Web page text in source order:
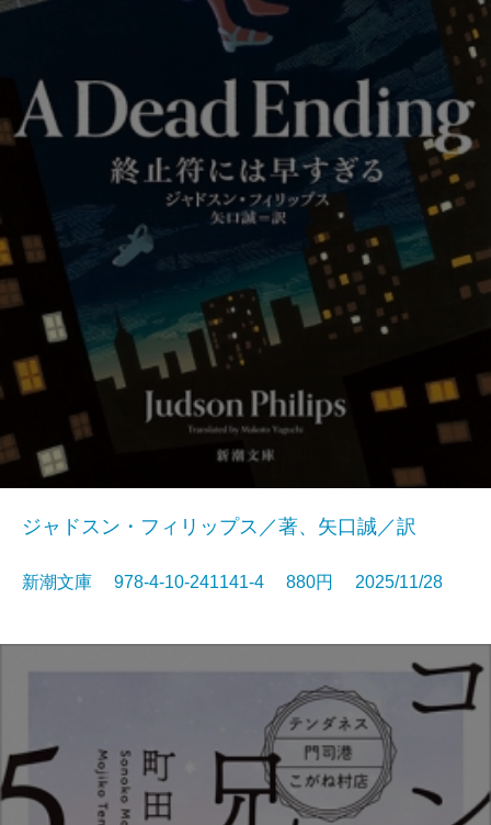
ジャドスン・フィリップス／著、矢口誠／訳
新潮文庫 978-4-10-241141-4 880円 2025/11/28